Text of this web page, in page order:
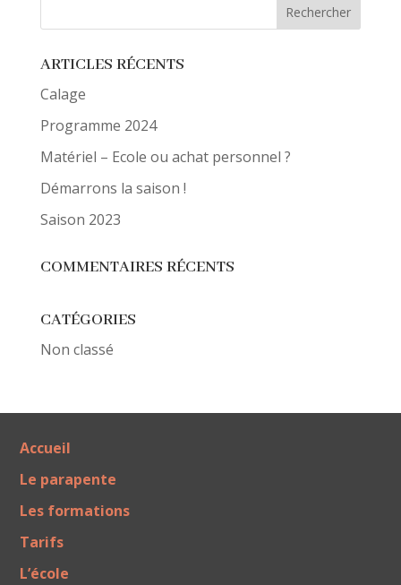
ARTICLES RÉCENTS
Calage
Programme 2024
Matériel – Ecole ou achat personnel ?
Démarrons la saison !
Saison 2023
COMMENTAIRES RÉCENTS
CATÉGORIES
Non classé
Accueil
Le parapente
Les formations
Tarifs
L’école